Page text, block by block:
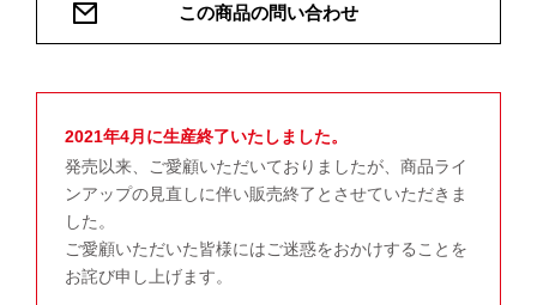
この商品の問い合わせ
2021年4月に生産終了いたしました。
発売以来、ご愛顧いただいておりましたが、商品ライ
ンアップの見直しに伴い販売終了とさせていただきま
した。
ご愛顧いただいた皆様にはご迷惑をおかけすることを
お詫び申し上げます。